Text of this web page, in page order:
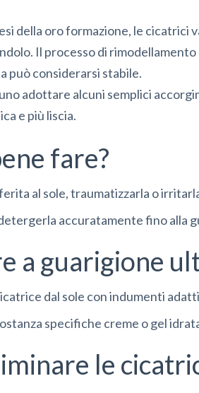
della oro formazione, le cicatrici
Il processo di
può considerarsi stabile.
adottare alcuni semplici
e più liscia.
fare?
al sole, traumatizzarla o
accuratamente fino alla
a guarigione
dal sole con indumenti
specifiche creme o gel
le